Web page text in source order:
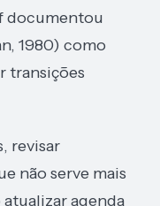
documentou
1980) como
transições
revisar
não serve mais
agenda